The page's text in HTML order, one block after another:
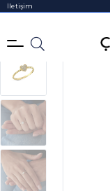
İletişim